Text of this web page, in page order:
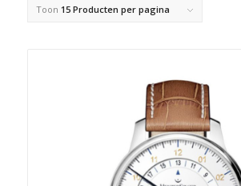
Toon 15 Producten per pagina